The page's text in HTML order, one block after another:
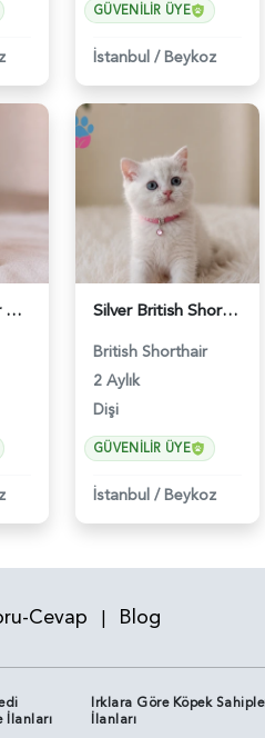
GÜVENILIR ÜYE
İstanbul /Beykoz
British Shorthair Golden Muhteşem Yavrumuz - 5226 Silver British Shorthair Güzelliğimiz 2 Aylık - 5227
British Shorthair
2 Aylık
Dişi
GÜVENILIR ÜYE
İstanbul /Beykoz
Cevap | Blog
İlanları
Irklara Göre Köpek
İlanları